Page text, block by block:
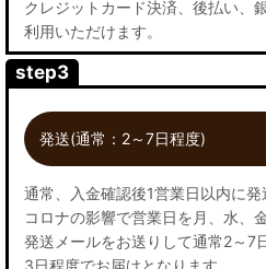
クレジットカード決済、後払い、
利用いただけます。
step3
発送(通常：2～7日程度)
通常、入金確認後1営業日以内に発
コロナの影響で営業日を月、水、
発送メールをお送りして通常2～7